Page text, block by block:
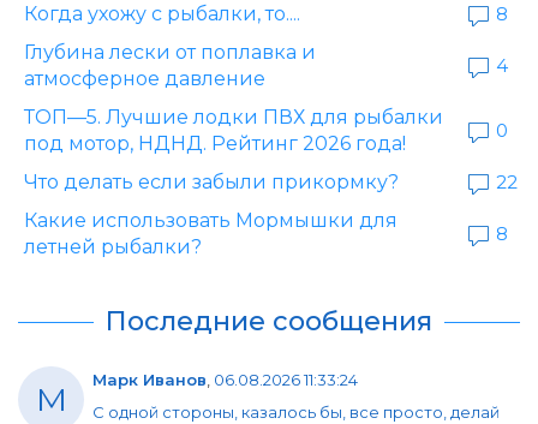
Когда ухожу с рыбалки, то....
8
Глубина лески от поплавка и
атмосферное давление
4
ТОП—5. Лучшие лодки ПВХ для рыбалки
под мотор, НДНД. Рейтинг 2026 года!
0
Что делать если забыли прикормку?
22
Какие использовать Мормышки для
летней рыбалки?
8
Последние сообщения
М Марк Иванов, 06.08.2026 11:33:24
С одной стороны, казалось бы, все просто, делай